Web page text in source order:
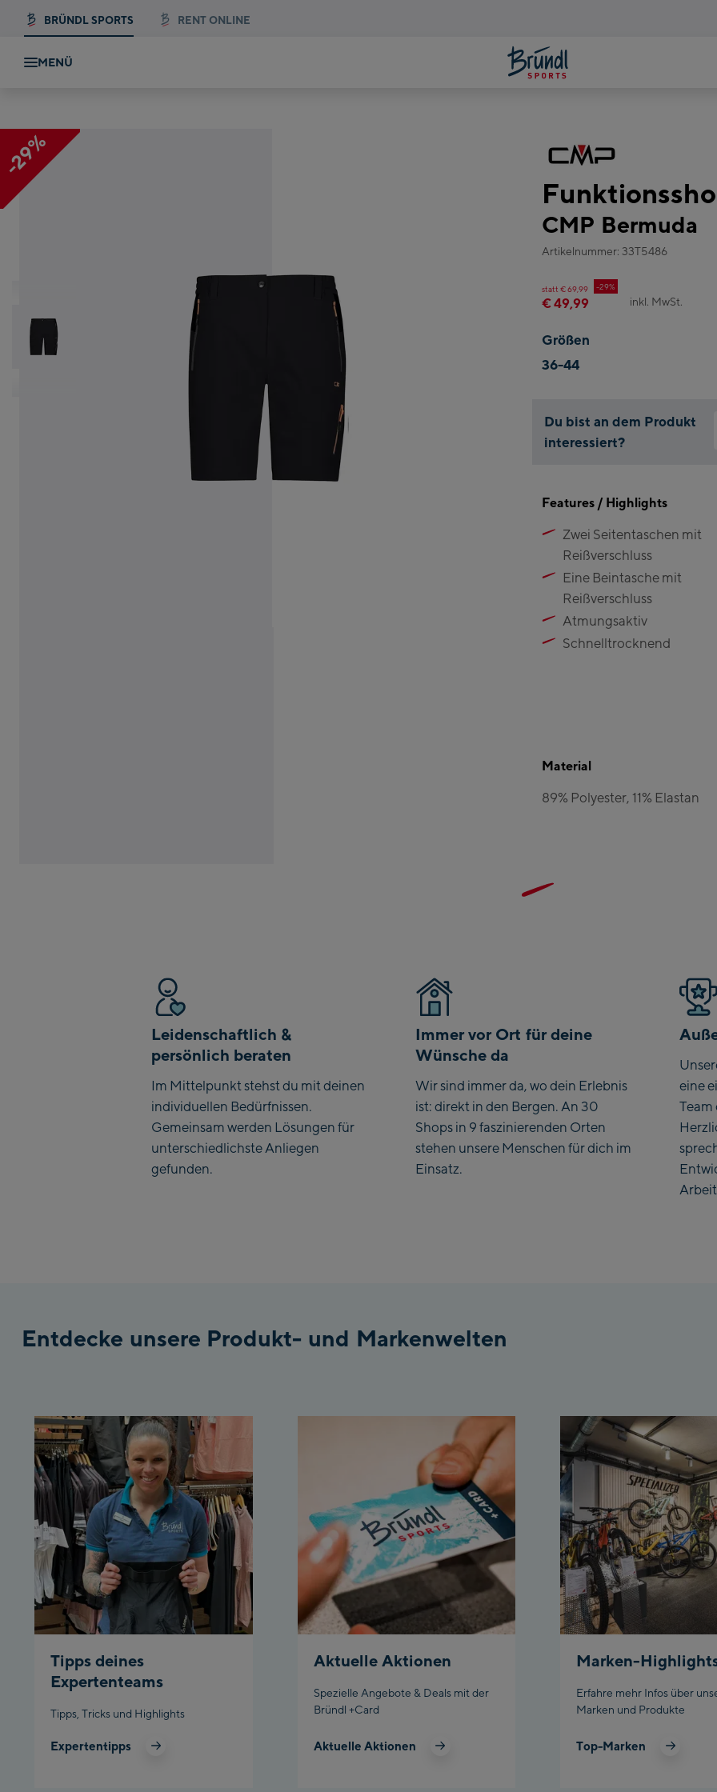
BRÜNDL SPORTS RENT ONLINE
MENÜ
-29%
CMP Bermuda
Artikelnummer: 33T5486
statt € 69,99 -29%
€ 49,99 inkl. MwSt.
Größen
36-44
Du bist an dem Produkt
interessiert?
Features / Highlights
Zwei Seitentaschen mit
Reißverschluss
Eine Beintasche mit
Reißverschluss
Atmungsaktiv
Schnelltrocknend
Material
89% Polyester, 11% Elastan
Leidenschaftlich &
persönlich beraten
Im Mittelpunkt stehst du mit deinen
individuellen Bedürfnissen.
Gemeinsam werden Lösungen für
unterschiedlichste Anliegen
gefunden.
Immer vor Ort für deine
Wünsche da
Wir sind immer da, wo dein Erlebnis
ist: direkt in den Bergen. An 30
Shops in 9 faszinierenden Orten
stehen unsere Menschen für dich im
Einsatz.
eine
Entdecke unsere Produkt- und Markenwelten
Tipps deines
Expertenteams
Tipps, Tricks und Highlights
Expertentipps
Aktuelle Aktionen
Spezielle Angebote & Deals mit der
Bründl +Card
Aktuelle Aktionen
Marken-
Erfahre mehr Infos über
Marken und Produkte
Top-Marken